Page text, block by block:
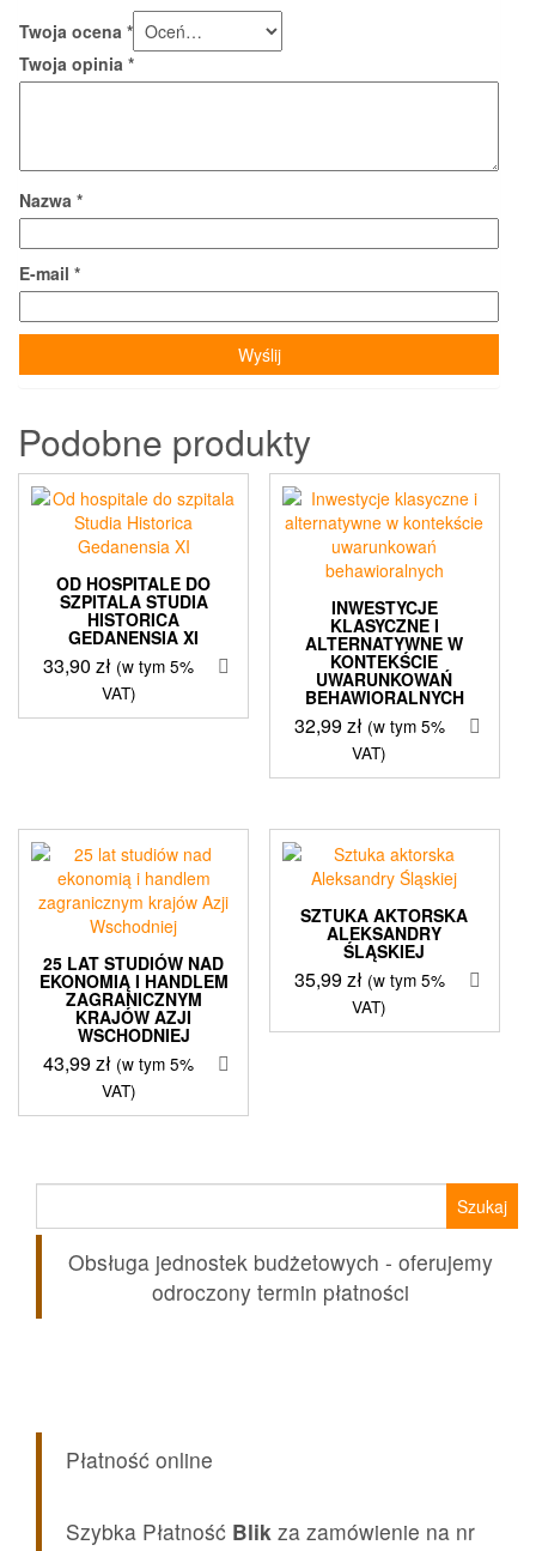
Twoja ocena *
Twoja opinia *
Nazwa *
E-mail *
Podobne produkty
OD HOSPITALE DO
SZPITALA STUDIA
HISTORICA
GEDANENSIA XI
33,90zł (w tym 5%
VAT)
INWESTYCJE
KLASYCZNE I
ALTERNATYWNE W
KONTEKŚCIE
UWARUNKOWAŃ
BEHAWIORALNYCH
32,99zł (w tym 5%
VAT)
25 LAT STUDIÓW NAD
EKONOMIĄ I HANDLEM
ZAGRANICZNYM
KRAJÓW AZJI
WSCHODNIEJ
43,99zł (w tym 5%
VAT)
SZTUKA AKTORSKA
ALEKSANDRY
ŚLĄSKIEJ
35,99zł (w tym 5%
VAT)
Obsługa jednostek budżetowych - oferujemy
odroczony termin płatności
Płatność online
Szybka Płatność Blik za zamówienie na nr